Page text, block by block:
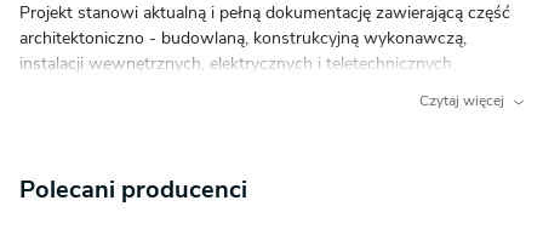
Projekt stanowi aktualną i pełną dokumentację zawierającą część
architektoniczno - budowlaną, konstrukcyjną wykonawczą,
instalacji wewnętrznych, elektrycznych i teletechnicznych,
Dokumentacja zabezpieczona jest specjalną plombą, której
posiadanej działki w celu upewnienia się, że wybrany projekt domu
Czytaj więcej
Polecani producenci